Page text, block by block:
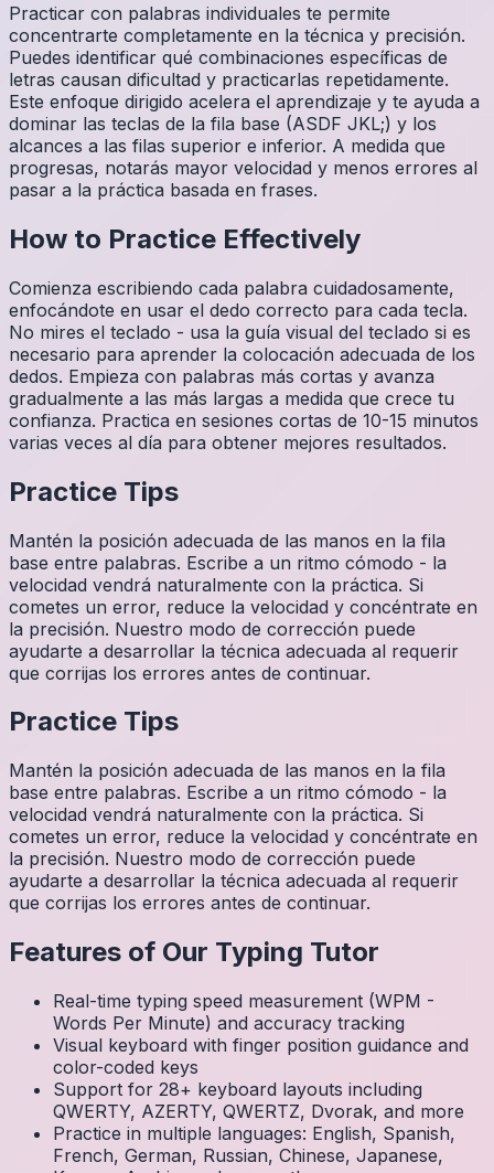
Practicar con palabras individuales te permite
concentrarte completamente en la técnica y precisión.
Puedes identificar qué combinaciones específicas de
letras causan dificultad y practicarlas repetidamente.
Este enfoque dirigido acelera el aprendizaje y te ayuda a
dominar las teclas de la fila base (ASDF JKL;) y los
alcances a las filas superior e inferior. A medida que
progresas, notarás mayor velocidad y menos errores al
pasar a la práctica basada en frases.
How to Practice Effectively
Comienza escribiendo cada palabra cuidadosamente,
enfocándote en usar el dedo correcto para cada tecla.
No mires el teclado - usa la guía visual del teclado si es
necesario para aprender la colocación adecuada de los
dedos. Empieza con palabras más cortas y avanza
gradualmente a las más largas a medida que crece tu
confianza. Practica en sesiones cortas de 10-15 minutos
varias veces al día para obtener mejores resultados.
Practice Tips
Mantén la posición adecuada de las manos en la fila
base entre palabras. Escribe a un ritmo cómodo - la
velocidad vendrá naturalmente con la práctica. Si
cometes un error, reduce la velocidad y concéntrate en
la precisión. Nuestro modo de corrección puede
ayudarte a desarrollar la técnica adecuada al requerir
que corrijas los errores antes de continuar.
Practice Tips
Mantén la posición adecuada de las manos en la fila
base entre palabras. Escribe a un ritmo cómodo - la
velocidad vendrá naturalmente con la práctica. Si
cometes un error, reduce la velocidad y concéntrate en
la precisión. Nuestro modo de corrección puede
ayudarte a desarrollar la técnica adecuada al requerir
que corrijas los errores antes de continuar.
Features of Our Typing Tutor
Real-time typing speed measurement (WPM -
Words Per Minute) and accuracy tracking
Visual keyboard with finger position guidance and
color-coded keys
Support for 28+ keyboard layouts including
QWERTY, AZERTY, QWERTZ, Dvorak, and more
Practice in multiple languages: English, Spanish,
French, German, Russian, Chinese, Japanese,